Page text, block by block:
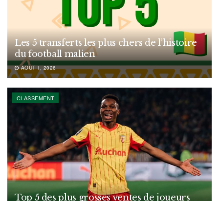
Les 5 transferts les plus chers de l’histoire
du football malien
AOÛT 1, 2026
CLASSEMENT
Top 5 des plus grosses ventes de joueurs